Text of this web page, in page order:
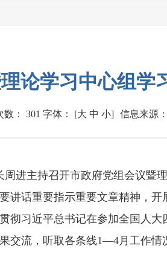
论学习中心组学
数： 301 字体： [大 中 小] 信息来源：
周进主持召开市政府党组会议暨
讲话重要指示重要文章精神，开
彻习近平总书记在参加全国人大
交流，听取各条线1—4月工作情